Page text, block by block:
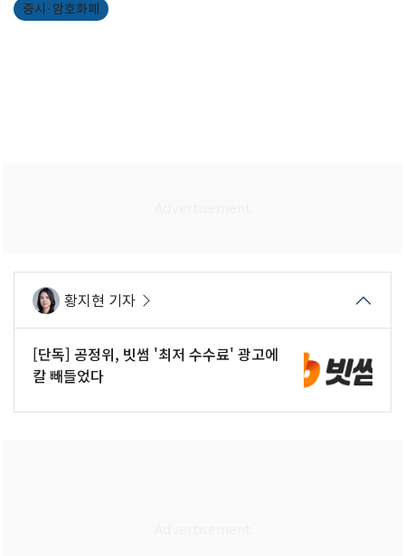
증시·암호화폐
황지현 기자
[단독] 공정위, 빗썸 '최저 수수료' 광고에
칼 빼들었다